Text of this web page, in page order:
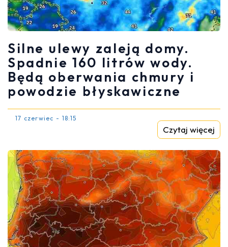
Silne ulewy zaleją domy.
Spadnie 160 litrów wody.
Będą oberwania chmury i
powodzie błyskawiczne
17 czerwiec - 18:15
Czytaj więcej